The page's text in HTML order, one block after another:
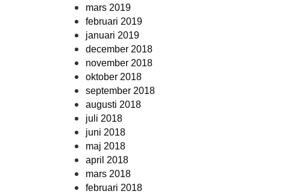
mars 2019
februari 2019
januari 2019
december 2018
november 2018
oktober 2018
september 2018
augusti 2018
juli 2018
juni 2018
maj 2018
april 2018
mars 2018
februari 2018